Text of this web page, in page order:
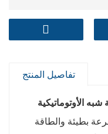
تفاصيل المنتج
الأوتوماتيكية
بطيئة والطاقة